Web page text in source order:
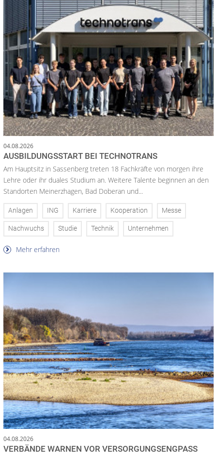
04.08.2026
AUSBILDUNGSSTART BEI TECHNOTRANS
Am Hauptsitz in Sassenberg treten 18 Fachkräfte von morgen ihre
Lehre oder ihr duales Studium an. Weitere Talente beginnen an den
Standorten Meinerzhagen, Bad Doberan und...
Anlagen ING Karriere Kooperation Messe
Nachwuchs Studie Technik Unternehmen
Mehr erfahren
04.08.2026
VERBÄNDE WARNEN VOR VERSORGUNGSENGPASS